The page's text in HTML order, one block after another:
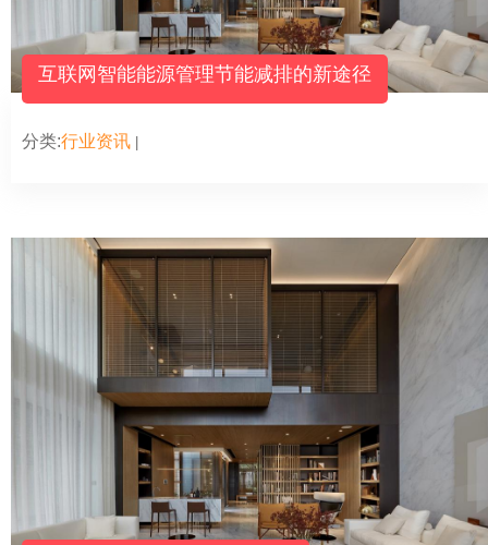
互联网智能能源管理节能减排的新途径
分类:行业资讯